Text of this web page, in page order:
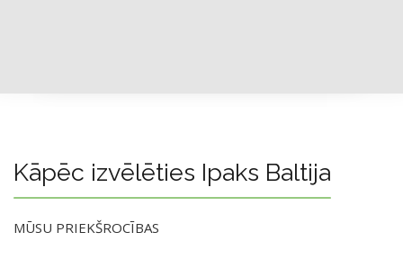
Kāpēc izvēlēties Ipaks Baltija
MŪSU PRIEKŠROCĪBAS